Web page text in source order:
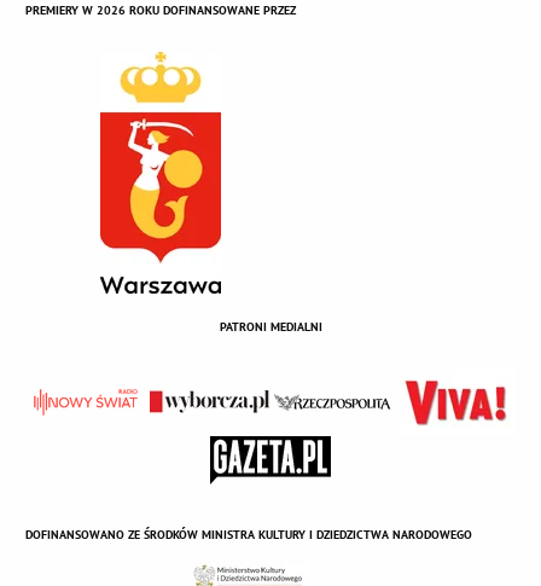
PREMIERY W 2026 ROKU DOFINANSOWANE PRZEZ
PATRONI MEDIALNI
DOFINANSOWANO ZE ŚRODKÓW MINISTRA KULTURY I DZIEDZICTWA NARODOWEGO